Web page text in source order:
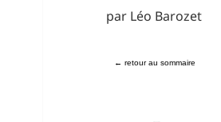
par Léo Barozet
← retour au sommaire